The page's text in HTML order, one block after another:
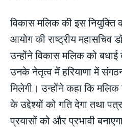
विकास मलिक की इस नियुक्ति
आयोग की राष्ट्रीय महासचिव
उन्होंने विकास मलिक को बधाई
उनके नेतृत्व में हरियाणा में
मिलेगी। उन्होंने कहा कि
के उद्देश्यों को गति देगा तथा
प्रयासों को और प्रभावी